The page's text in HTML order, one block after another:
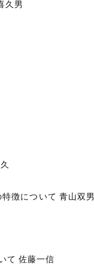
久男
徴について 青山双男
て 佐藤一信